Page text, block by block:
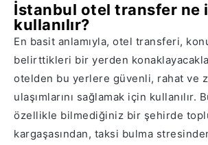
İstanbul otel transfer ne
kullanılır?
En basit anlamıyla, otel transferi,
belirttikleri bir yerden
otelden bu yerlere güvenli, rahat ve
ulaşımlarını sağlamak için kullanılır.
özellikle bilmediğiniz bir şehirde
kargaşasından, taksi bulma